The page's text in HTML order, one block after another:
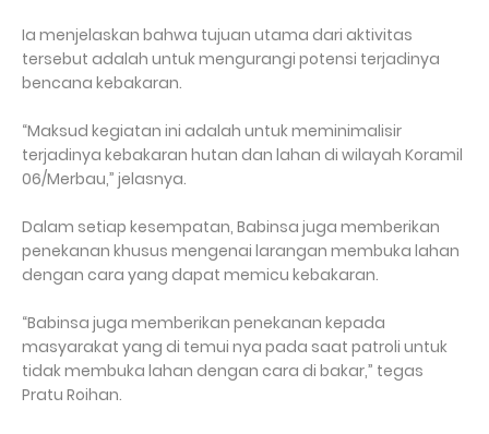
Ia menjelaskan bahwa tujuan utama dari aktivitas
tersebut adalah untuk mengurangi potensi terjadinya
bencana kebakaran.
“Maksud kegiatan ini adalah untuk meminimalisir
terjadinya kebakaran hutan dan lahan di wilayah Koramil
06/Merbau,” jelasnya.
Dalam setiap kesempatan, Babinsa juga memberikan
penekanan khusus mengenai larangan membuka lahan
dengan cara yang dapat memicu kebakaran.
“Babinsa juga memberikan penekanan kepada
masyarakat yang di temui nya pada saat patroli untuk
tidak membuka lahan dengan cara di bakar,” tegas
Pratu Roihan.